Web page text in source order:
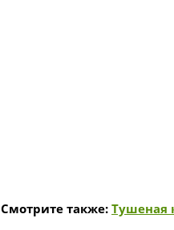
Смотрите также: Тушеная